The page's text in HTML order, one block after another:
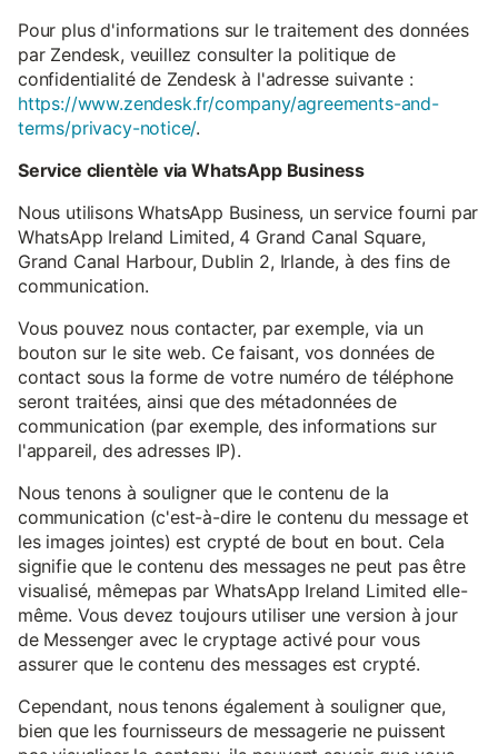
Pour plus d'informations sur le traitement des données
par Zendesk, veuillez consulter la politique de
confidentialité de Zendesk à l'adresse suivante :
https://www.zendesk.fr/company/agreements-and-
terms/privacy-notice/.
Service clientèle via WhatsApp Business
Nous utilisons WhatsApp Business, un service fourni par
WhatsApp Ireland Limited, 4 Grand Canal Square,
Grand Canal Harbour, Dublin 2, Irlande, à des fins de
communication.
Vous pouvez nous contacter, par exemple, via un
bouton sur le site web. Ce faisant, vos données de
contact sous la forme de votre numéro de téléphone
seront traitées, ainsi que des métadonnées de
communication (par exemple, des informations sur
l'appareil, des adresses IP).
Nous tenons à souligner que le contenu de la
communication (c'est-à-dire le contenu du message et
les images jointes) est crypté de bout en bout. Cela
signifie que le contenu des messages ne peut pas être
visualisé, mêmepas par WhatsApp Ireland Limited elle-
même. Vous devez toujours utiliser une version à jour
de Messenger avec le cryptage activé pour vous
assurer que le contenu des messages est crypté.
Cependant, nous tenons également à souligner que,
bien que les fournisseurs de messagerie ne puissent